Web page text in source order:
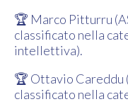
🏆 Marco Pitturru
classificato nella
intellettiva).
🏆 Ottavio Careddu
classificato nella